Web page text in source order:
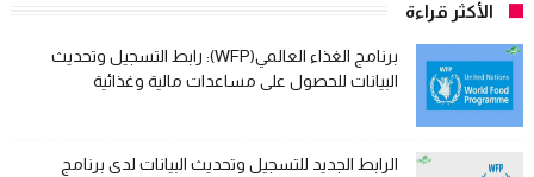
الأكثر قراءة
برنامج الغذاء العالمي(WFP): رابط التسجيل وتحديث
البيانات للحصول على مساعدات مالية وغذائية
الرابط الجديد للتسجيل وتحديث البيانات لدى برنامج